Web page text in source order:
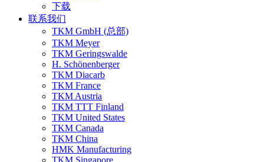
下载
联系我们
TKM GmbH (总部)
TKM Meyer
TKM Geringswalde
H. Schönenberger
TKM Diacarb
TKM France
TKM Austria
TKM TTT Finland
TKM United States
TKM Canada
TKM China
HMK Manufacturing
TKM Singapore